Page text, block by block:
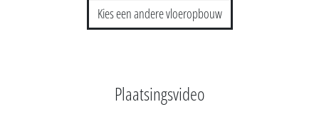
Kies een andere vloeropbouw
Plaatsingsvideo